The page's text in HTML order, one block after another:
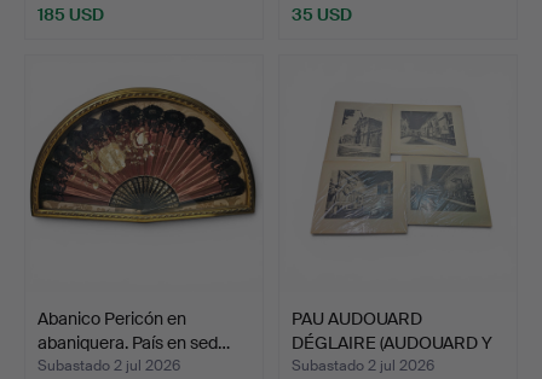
185 USD 35 USD
Abanico Pericón en
abaniquera. País en sed…
Subastado 2 jul 2026
PAU AUDOUARD
DÉGLAIRE (AUDOUARD Y
C). SEGÚ…
Subastado 2 jul 2026